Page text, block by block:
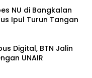
NU di Bangkalan
Ipul Turun Tangan
Digital, BTN Jalin
UNAIR